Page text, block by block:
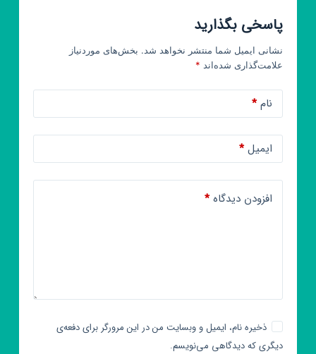
پاسخی بگذارید
نشانی ایمیل شما منتشر نخواهد شد. بخش‌های موردنیاز
علامت‌گذاری شده‌اند *
نام*
ایمیل*
افزودن دیدگاه*
ذخیره نام، ایمیل و وبسایت من در این مرورگر برای دفعه‌ی
دیگری که دیدگاهی می‌نویسم.